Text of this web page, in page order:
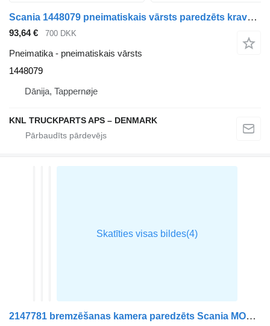
Scania 1448079 pneimatiskais vārsts paredzēts kravas automašīnas
93,64 € 700 DKK
Pneimatika - pneimatiskais vārsts
1448079
Dānija, Tappernøje
KNL TRUCKPARTS APS – DENMARK
2147781 bremzēšanas kamera paredzēts Scania MODEL R vilcēja